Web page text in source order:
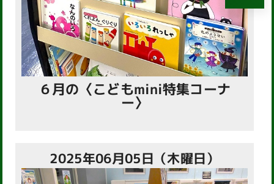
６月の〈こどもmini特集コーナ
ー〉
2025年06月05日（木曜日）